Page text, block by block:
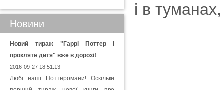
і в
Новини
Новий тираж "Гаррі Поттер і
прокляте дитя" вже в дорозі!
2016-09-27 18:51:13
Любі наші Поттеромани! Оскільки